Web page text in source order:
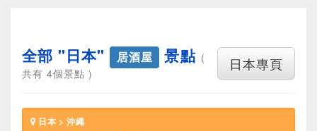
日本專頁
全部 "日本" 居酒屋 景點 (
共有 4個景點 )
日本 > 沖繩